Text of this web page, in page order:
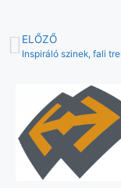
ELŐZŐ
Inspiráló szinek, fali